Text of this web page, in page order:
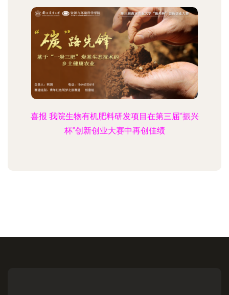
喜报 我院生物有机肥料研发项目在第三届“振兴
杯”创新创业大赛中再创佳绩